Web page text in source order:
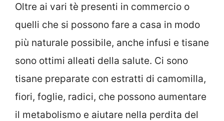
Oltre ai vari tè presenti in commercio o
quelli che si possono fare a casa in modo
più naturale possibile, anche infusi e tisane
sono ottimi alleati della salute. Ci sono
tisane preparate con estratti di camomilla,
fiori, foglie, radici, che possono aumentare
il metabolismo e aiutare nella perdita del